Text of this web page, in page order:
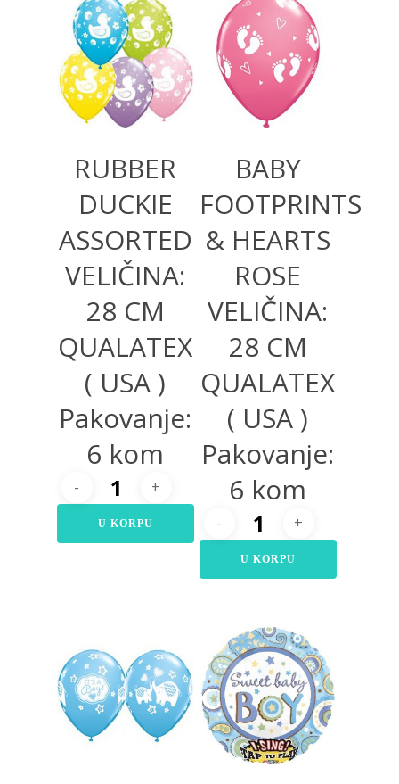
360,00RSD
RUBBER
DUCKIE
ASSORTED
VELIČINA:
28 CM
QUALATEX
( USA )
Pakovanje:
6 kom
U KORPU
360,00 RSD
BABY
FOOTPRINTS
& HEARTS
ROSE
VELIČINA:
28 CM
QUALATEX
( USA )
Pakovanje:
6 kom
U KORPU
360,00RSD 1.300,00RSD